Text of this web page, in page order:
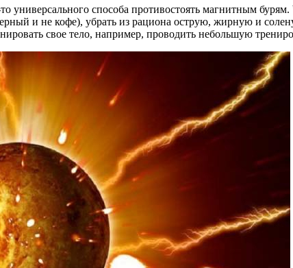
универсального способа противостоять магнитным
и не кофе), убрать из рациона острую, жирную и
свое тело, например, проводить небольшую